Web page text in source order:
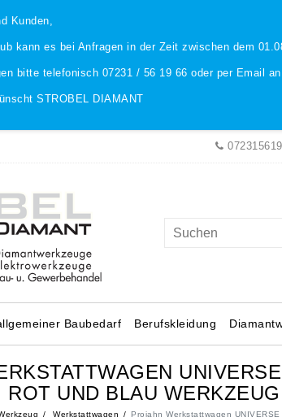
Kunden,
kann es bei Anfragen in der Zeit zwischen dem
bitte telefonisch 07231 / 56 19 66 oder per Email an
STROBEL DIAMANT
Baubedarf Berufskleidung
ROT UND BLAU
Werkstattwagen Projahn Werkstattwagen